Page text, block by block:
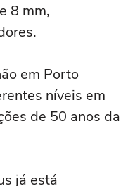
8 mm,
em Porto
níveis em
de 50 anos da
já está